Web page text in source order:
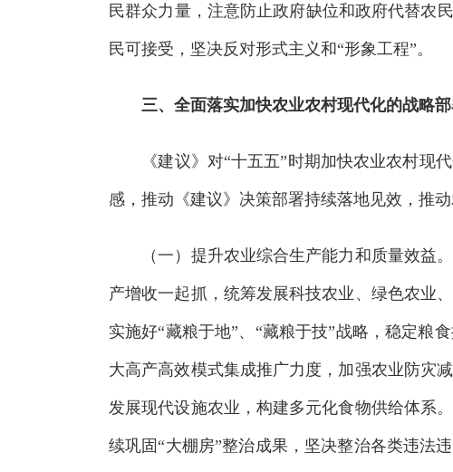
民群众力量，注意防止政府缺位和政府代替农
民可接受，坚决反对形式主义和“形象工程”。
三、全面落实加快农业农村现代化的战略
《建议》对“十五五”时期加快农业农村现代
感，推动《建议》决策部署持续落地见效，推
（一）提升农业综合生产能力和质量效益。
产增收一起抓，统筹发展科技农业、绿色农业
实施好“藏粮于地”、“藏粮于技”战略，稳定粮
大高产高效模式集成推广力度，加强农业防灾
发展现代设施农业，构建多元化食物供给体系
续巩固“大棚房”整治成果，坚决整治各类违法